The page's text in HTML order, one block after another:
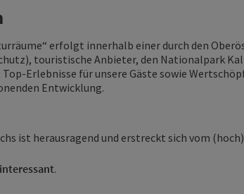
erfolgt innerhalb einer durch den
touristische Anbieter, den Nationalpark
Erlebnisse für unsere Gäste sowie
Entwicklung.
ist herausragend und erstreckt sich vom
.